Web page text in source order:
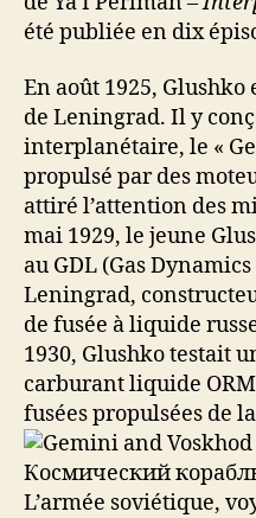
été publiée en dix
En août 1925, Glushko
de Leningrad. Il y
interplanétaire, le «
propulsé par des
attiré l’attention des
mai 1929, le jeune
au GDL (Gas
Leningrad,
de fusée à liquide
1930, Glushko testait
carburant liquide
fusées propulsées de
L’armée soviétique,